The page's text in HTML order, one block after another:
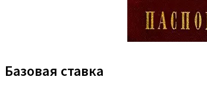
Базовая ставка